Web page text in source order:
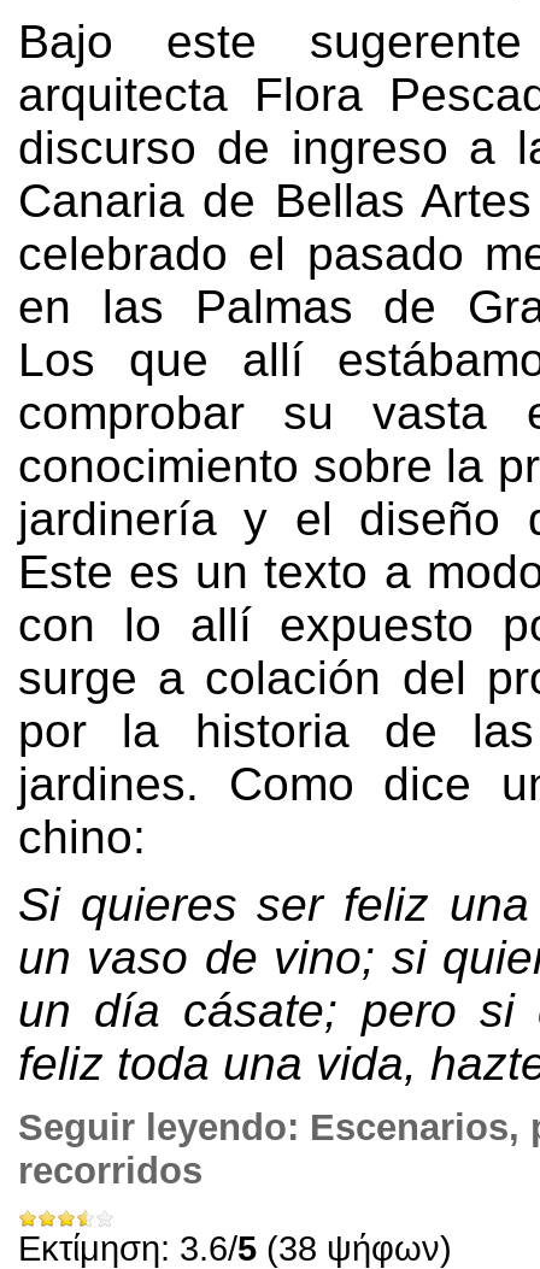
Bajo este
arquitecta Flora
discurso de ingreso a
Canaria de Bellas
celebrado el pasado
en las Palmas de
Los que allí
comprobar su vasta
conocimiento sobre la
jardinería y el diseño
Este es un texto a
con lo allí expuesto
surge a colación del
por la historia de
jardines. Como dice
chino:
Si quieres ser feliz
un vaso de vino; si
un día cásate; pero si
feliz toda una vida,
Seguir leyendo: Escenarios,
recorridos
Εκτίμηση: 3.6/5 (38 ψήφων)